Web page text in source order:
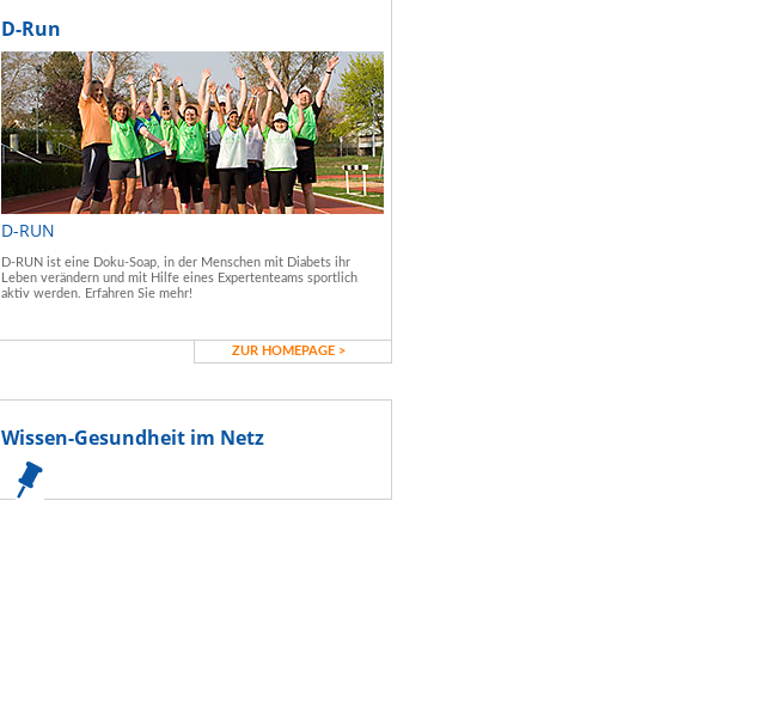
D-Run
D-RUN
D-RUN ist eine Doku-Soap, in der Menschen mit Diabets ihr
Leben verändern und mit Hilfe eines Expertenteams sportlich
aktiv werden. Erfahren Sie mehr!
ZUR HOMEPAGE >
Wissen-Gesundheit im Netz